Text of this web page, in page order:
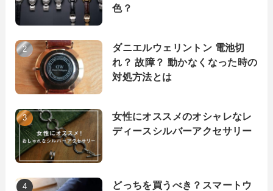
色？
ダニエルウェリントン 電池切
れ？ 故障？ 動かなくなった時の
対処方法とは
女性にオススメのオシャレなレ
ディースシルバーアクセサリー
どっちを買うべき？スマートウ